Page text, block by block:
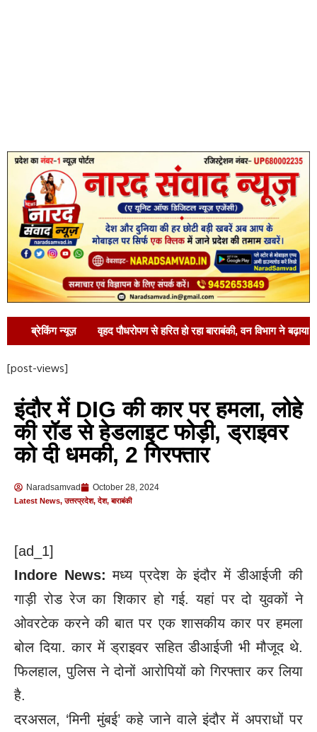
ब्रेकिंग न्यूज़ वृहद पौधरोपण से हरित हो रहा बाराबंकी, वन विभाग ने बढ़ाया
बाराबंकी में AISF के 90वें स्थापना वर्ष का भव्य समापन
समारोह 12–13 अगस्त ! सर्पदंश के बाद झाड़ फूंक
जाते समय घायल युवक की मौत, रामनगर सीएचसी में तोड़ा
[post-views]
इंदौर में DIG की कार पर हमला, लोहे
की रॉड से हेडलाइट फोड़ी, ड्राइवर
को दी धमकी, 2 गिरफ्तार
Naradsamvad October 28, 2024
Latest News,उत्तरप्रदेश,देश,बाराबंकी
[ad_1]
Indore News: मध्य प्रदेश के इंदौर में डीआईजी की
गाड़ी रोड रेज का शिकार हो गई. यहां पर दो युवकों ने
ओवरटेक करने की बात पर एक शासकीय कार पर हमला
बोल दिया. कार में ड्राइवर सहित डीआईजी भी मौजूद थे.
फिलहाल, पुलिस ने दोनों आरोपियों को गिरफ्तार कर लिया
है.
दरअसल, ‘मिनी मुंबई’ कहे जाने वाले इंदौर में अपराधों पर